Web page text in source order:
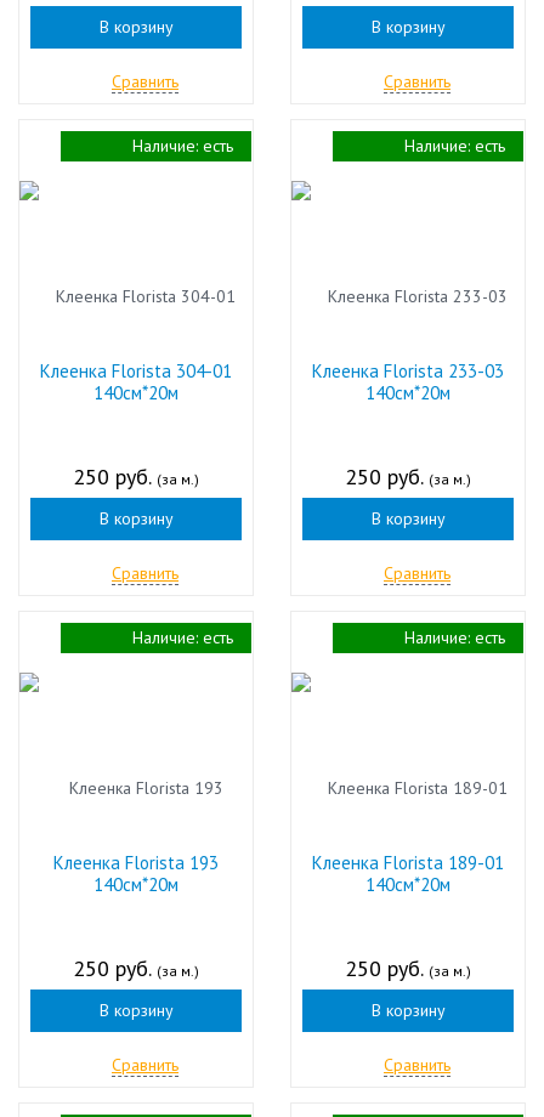
В корзину
Сравнить
В корзину
Сравнить
Клеенка Florista 304-01
140см*20м
250 руб. (за м.)
В корзину
Сравнить
Наличие: есть
Клеенка Florista 233-03
140см*20м
250 руб. (за м.)
В корзину
Сравнить
Наличие: есть
Клеенка Florista 193
140см*20м
250 руб. (за м.)
В корзину
Сравнить
Наличие: есть
Клеенка Florista 189-01
140см*20м
250 руб. (за м.)
В корзину
Сравнить
Наличие: есть